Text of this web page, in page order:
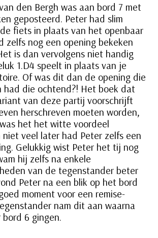
den Bergh was aan bord 7 met
geposteerd. Peter had slim
fiets in plaats van het openbaar
zelfs nog een opening bekeken
is dan vervolgens niet handig
1.D4 speelt in plaats van je
Of was dit dan de opening die
had die ochtend?! Het boek dat
van deze partij voorschrijft
herschreven moeten worden,
het het witte voordeel
veel later had Peter zelfs een
Gelukkig wist Peter het tij nog
hij zelfs na enkele
van de tegenstander beter
Peter na een blik op het bord
moment voor een remise-
nam dit aan waarna
6 gingen.